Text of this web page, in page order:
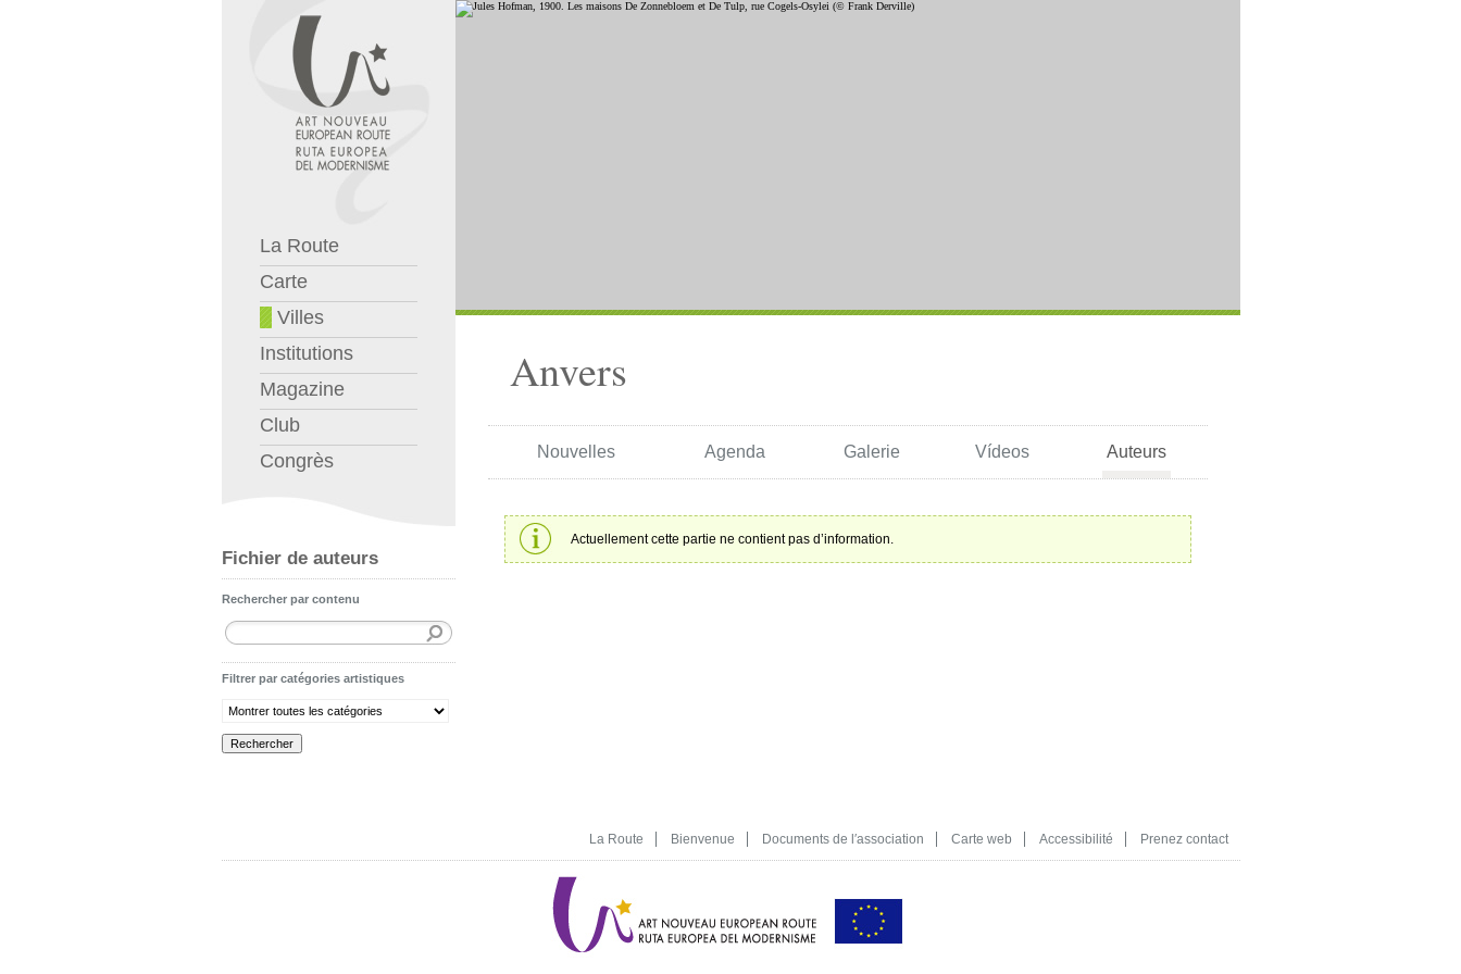
La Route
Carte
Villes
Institutions
Magazine
Club
Congrès
Fichier de auteurs
Rechercher par contenu
Filtrer par catégories artistiques
Anvers
Nouvelles Agenda Galerie Vídeos Auteurs
Actuellement cette partie ne contient pas d’information.
La Route Bienvenue Documents de l′association Carte web Accessibilité Prenez contact